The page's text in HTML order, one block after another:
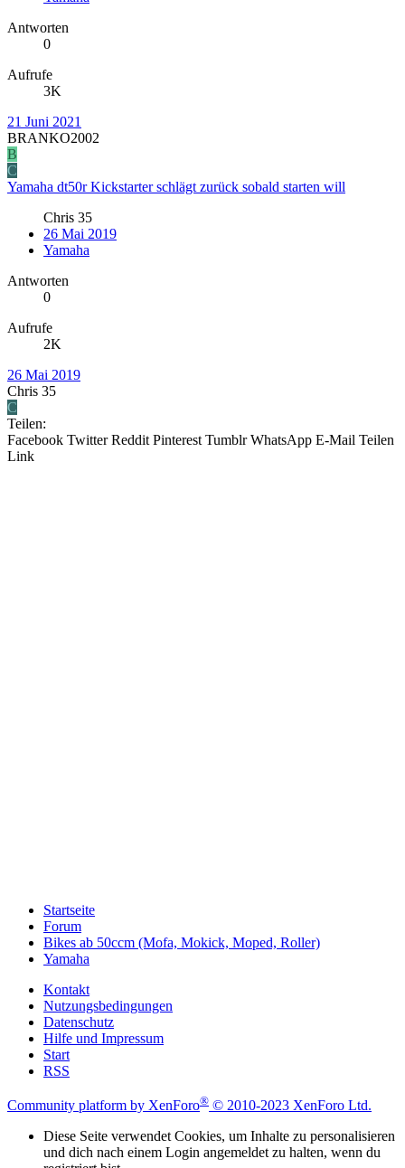
Antworten
0
Aufrufe
3K
21 Juni 2021
BRANKO2002
B
C
Yamaha dt50r Kickstarter schlägt zurück sobald starten will
Chris 35
26 Mai 2019
Yamaha
Antworten
0
Aufrufe
2K
26 Mai 2019
Chris 35
C
Teilen:
Facebook Twitter Reddit Pinterest Tumblr WhatsApp E-Mail Teilen
Link
Startseite
Forum
Bikes ab 50ccm (Mofa, Mokick, Moped, Roller)
Yamaha
Kontakt
Nutzungsbedingungen
Datenschutz
Hilfe und Impressum
Start
RSS
Community platform by XenForo® © 2010-2023 XenForo Ltd.
Diese Seite verwendet Cookies, um Inhalte zu personalisieren
und dich nach einem Login angemeldet zu halten, wenn du